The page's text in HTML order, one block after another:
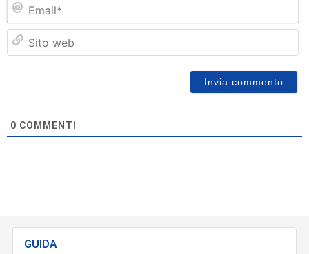
0 COMMENTI
GUIDA